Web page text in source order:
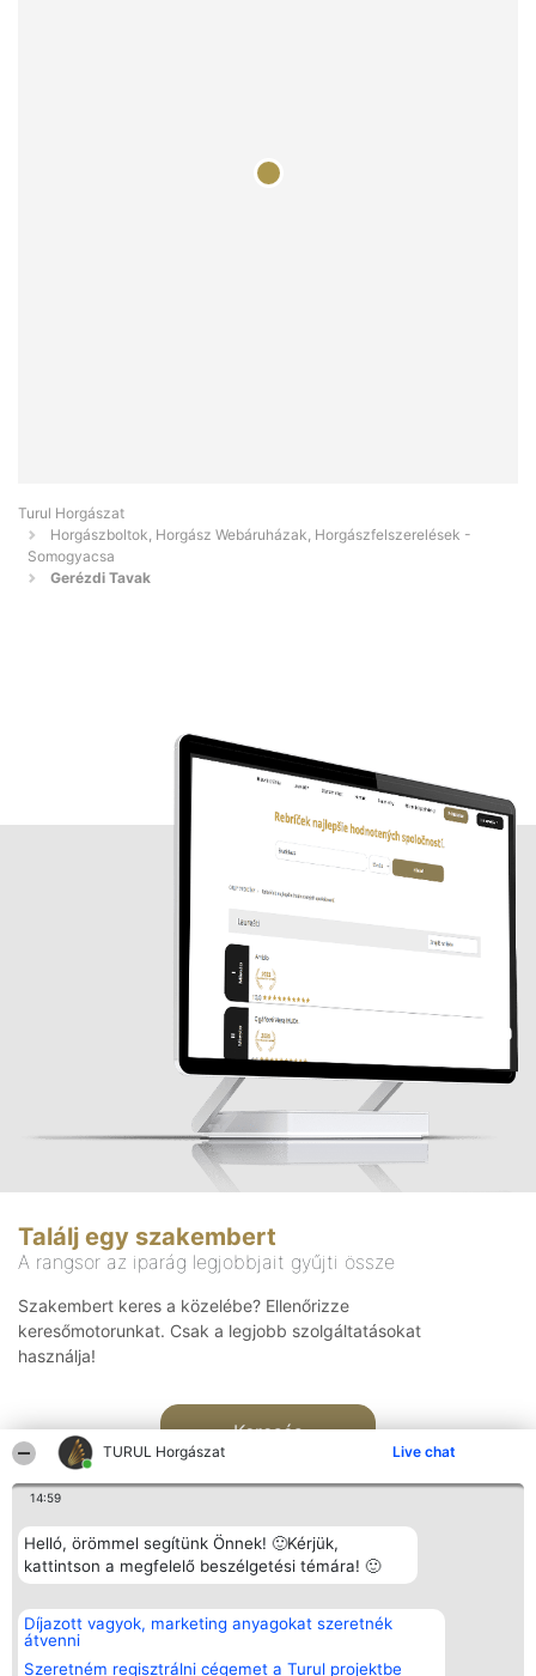
TURUL Horgászat Live chat
14:59
Helló, örömmel segítünk Önnek! 🙂Kérjük,
kattintson a megfelelő beszélgetési témára! 🙂
Díjazott vagyok, marketing anyagokat szeretnék
átvenni
Szeretném regisztrálni cégemet a Turul projektbe
Turul Horgászat
Horgászboltok, Horgász Webáruházak, Horgászfelszerelések -
Somogyacsa
Gerézdi Tavak
Találj egy szakembert
A rangsor az iparág legjobbjait gyűjti össze
Szakembert keres a közelébe? Ellenőrizze
keresőmotorunkat. Csak a legjobb szolgáltatásokat
használja!
Keresés
Rangsorszervező
SC Beautiful Company S.R.L.
Bulevardul Aleea Timișul De
Sus Nr. 2, Bl. A30, Sc. A, Et.
Népszavazás
Nyertesek
Elérhetőség
Elérhetőség